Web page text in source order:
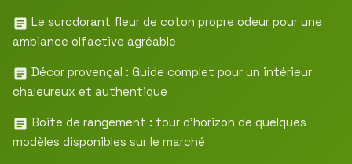
Le surodorant fleur de coton propre odeur pour une
ambiance olfactive agréable
Décor provençal : Guide complet pour un intérieur
chaleureux et authentique
Boite de rangement : tour d’horizon de quelques
modèles disponibles sur le marché